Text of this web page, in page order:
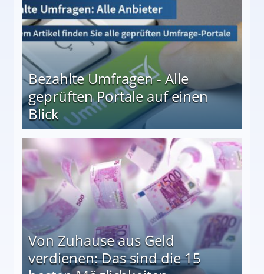
Bezahlte Umfragen - Alle
geprüften Portale auf einen
Blick
auf einen Blick
Von Zuhause aus Geld
verdienen: Das sind die 15